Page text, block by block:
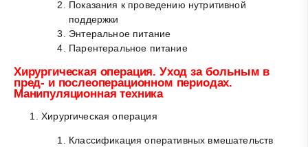
Показания к проведению нутритивной
поддержки
Энтеральное питание
Парентеральное питание
Хирургическая операция. Уход за больным в
пред- и послеоперационном периодах.
Манипуляционная техника
Хирургическая операция
Классификация оперативных вмешательств